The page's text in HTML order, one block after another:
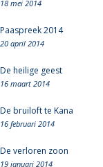
18 mei 2014
Paaspreek 2014
20 april 2014
De heilige geest
16 maart 2014
De bruiloft te Kana
16 februari 2014
De verloren zoon
19 januari 2014